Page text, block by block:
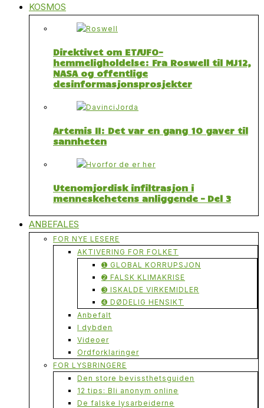
KOSMOS
Direktivet om ET/UFO-
hemmeligholdelse: Fra Roswell til MJ12,
NASA og offentlige
desinformasjonsprosjekter
Artemis II: Det var en gang 10 gaver til
sannheten
Utenomjordisk infiltrasjon i
menneskehetens anliggende – Del 3
ANBEFALES
FOR NYE LESERE
AKTIVERING FOR FOLKET
➊ GLOBAL KORRUPSJON
➋ FALSK KLIMAKRISE
➌ ISKALDE VIRKEMIDLER
➍ DØDELIG HENSIKT
Anbefalt
I dybden
Videoer
Ordforklaringer
FOR LYSBRINGERE
Den store bevissthetsguiden
12 tips: Bli anonym online
De falske lysarbeiderne